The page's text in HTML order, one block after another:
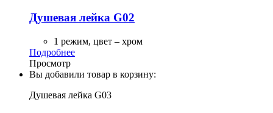
Душевая лейка G02
1 режим, цвет – хром
Подробнее
Просмотр
Вы добавили товар в корзину:
Душевая лейка G03